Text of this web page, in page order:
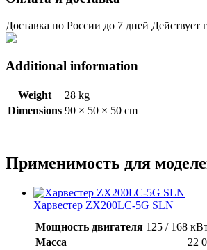
Доставка по России до 7 дней Действует
Additional information
Weight
28 kg
Dimensions 90 × 50 × 50 cm
Применимость для
Харвестер ZX200LC-5G SLN
Мощность двигателя 125 / 168
Масса
22